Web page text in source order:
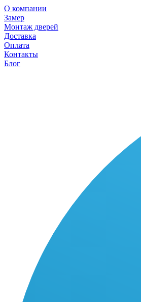
О компании
Замер
Монтаж дверей
Доставка
Оплата
Контакты
Блог